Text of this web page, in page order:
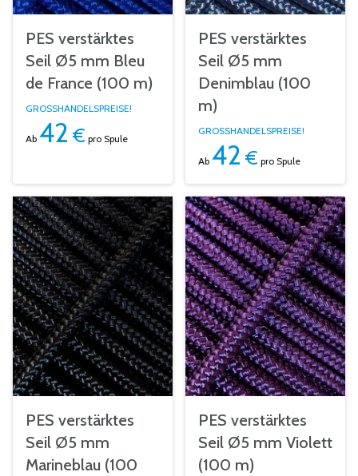
PES verstärktes
Seil Ø5 mm Bleu
de France (100 m)
GROSSHANDELSPREISE!
Ab 42 € pro Spule
PES verstärktes
Seil Ø5 mm
Denimblau (100
m)
GROSSHANDELSPREISE!
Ab 42 € pro Spule
PES verstärktes
Seil Ø5 mm
Marineblau (100
PES verstärktes
Seil Ø5 mm Violett
(100 m)